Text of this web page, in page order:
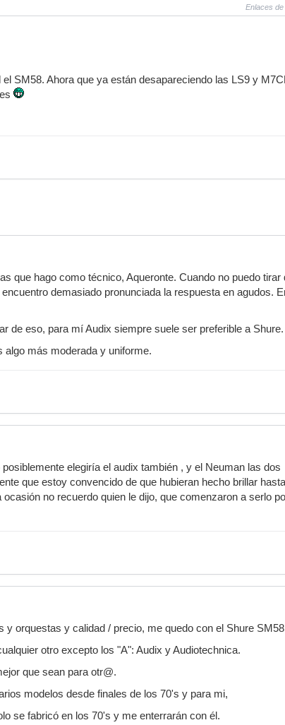
Enlaces de
SM58. Ahora que ya están desapareciendo las LS9 y
que hago como técnico, Aqueronte. Cuando no puedo tirar
demasiado pronunciada la respuesta en agudos.
de eso, para mí Audix siempre suele ser preferible a Shure.
algo más moderada y uniforme.
elegiría el audix también , y el Neuman las dos
que estoy convencido de que hubieran hecho brillar
no recuerdo quien le dijo, que comenzaron a serlo
orquestas y calidad / precio, me quedo con el Shure
otro excepto los "A": Audix y Audiotechnica.
que sean para otr@.
modelos desde finales de los 70's y para mi,
se fabricó en los 70's y me enterrarán con él.